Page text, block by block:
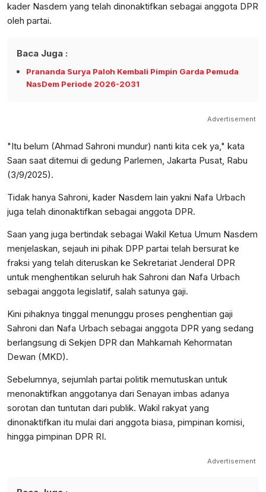
kader Nasdem yang telah dinonaktifkan sebagai anggota DPR
oleh partai.
Baca Juga :
Prananda Surya Paloh Kembali Pimpin Garda Pemuda
NasDem Periode 2026-2031
Advertisement
"Itu belum (Ahmad Sahroni mundur) nanti kita cek ya," kata
Saan saat ditemui di gedung Parlemen, Jakarta Pusat, Rabu
(3/9/2025).
Tidak hanya Sahroni, kader Nasdem lain yakni Nafa Urbach
juga telah dinonaktifkan sebagai anggota DPR.
Saan yang juga bertindak sebagai Wakil Ketua Umum Nasdem
menjelaskan, sejauh ini pihak DPP partai telah bersurat ke
fraksi yang telah diteruskan ke Sekretariat Jenderal DPR
untuk menghentikan seluruh hak Sahroni dan Nafa Urbach
sebagai anggota legislatif, salah satunya gaji.
Kini pihaknya tinggal menunggu proses penghentian gaji
Sahroni dan Nafa Urbach sebagai anggota DPR yang sedang
berlangsung di Sekjen DPR dan Mahkamah Kehormatan
Dewan (MKD).
Sebelumnya, sejumlah partai politik memutuskan untuk
menonaktifkan anggotanya dari Senayan imbas adanya
sorotan dan tuntutan dari publik. Wakil rakyat yang
dinonaktifkan itu mulai dari anggota biasa, pimpinan komisi,
hingga pimpinan DPR RI.
Advertisement